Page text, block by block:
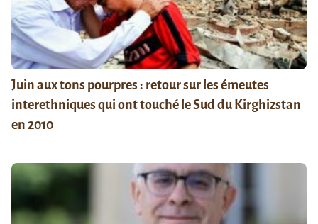
Juin aux tons pourpres : retour sur les émeutes
interethniques qui ont touché le Sud du Kirghizstan
en 2010